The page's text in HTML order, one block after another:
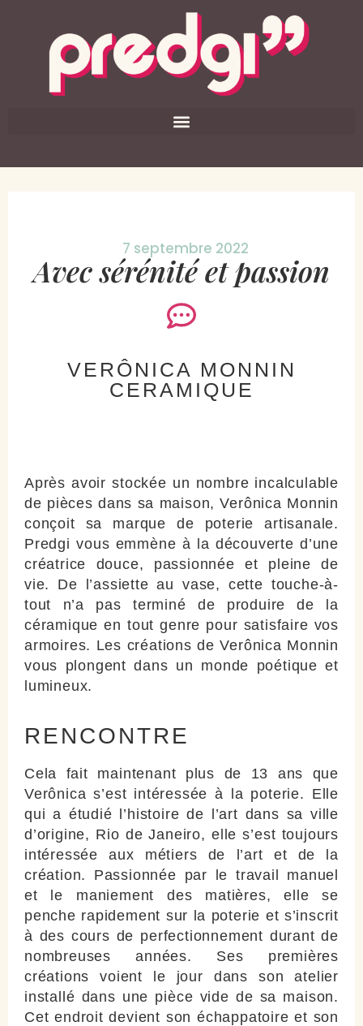
7 septembre 2022
Avec sérénité et passion
VERÔNICA MONNIN
CERAMIQUE
Après avoir stockée un nombre incalculable
de pièces dans sa maison, Verônica Monnin
conçoit sa marque de poterie artisanale.
Predgi vous emmène à la découverte d’une
créatrice douce, passionnée et pleine de
vie. De l’assiette au vase, cette touche-à-
tout n’a pas terminé de produire de la
céramique en tout genre pour satisfaire vos
armoires. Les créations de Verônica Monnin
vous plongent dans un monde poétique et
lumineux.
RENCONTRE
Cela fait maintenant plus de 13 ans que
Verônica s’est intéressée à la poterie. Elle
qui a étudié l’histoire de l’art dans sa ville
d’origine, Rio de Janeiro, elle s’est toujours
intéressée aux métiers de l’art et de la
création. Passionnée par le travail manuel
et le maniement des matières, elle se
penche rapidement sur la poterie et s’inscrit
à des cours de perfectionnement durant de
nombreuses années. Ses premières
créations voient le jour dans son atelier
installé dans une pièce vide de sa maison.
Cet endroit devient son échappatoire et son